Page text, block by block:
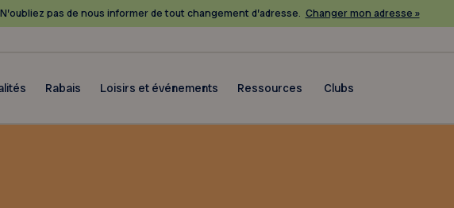
pas de nous informer de tout changement d’adresse. Changer mon adresse »
Rabais Loisirs et événements Ressources Clubs